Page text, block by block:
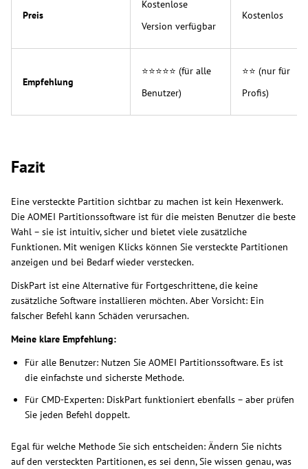
Preis
Kostenlose
Version verfügbar
Kostenlos
Empfehlung
⭐⭐⭐⭐⭐ (für alle
Benutzer)
⭐⭐ (nur für
Profis)
Fazit
Eine versteckte Partition sichtbar zu machen ist kein Hexenwerk.
Die AOMEI Partitionssoftware ist für die meisten Benutzer die beste
Wahl – sie ist intuitiv, sicher und bietet viele zusätzliche
Funktionen. Mit wenigen Klicks können Sie versteckte Partitionen
anzeigen und bei Bedarf wieder verstecken.
DiskPart ist eine Alternative für Fortgeschrittene, die keine
zusätzliche Software installieren möchten. Aber Vorsicht: Ein
falscher Befehl kann Schäden verursachen.
Meine klare Empfehlung:
Für alle Benutzer: Nutzen Sie AOMEI Partitionssoftware. Es ist
die einfachste und sicherste Methode.
Für CMD-Experten: DiskPart funktioniert ebenfalls – aber prüfen
Sie jeden Befehl doppelt.
Egal für welche Methode Sie sich entscheiden: Ändern Sie nichts
auf den versteckten Partitionen, es sei denn, Sie wissen genau, was